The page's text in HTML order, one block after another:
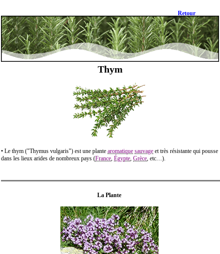
Retour
Thym
• Le thym ("Thymus vulgaris") est une plante aromatique sauvage et très résistante qui pousse
dans les lieux arides de nombreux pays (France, Égypte, Grèce, etc…).
La Plante